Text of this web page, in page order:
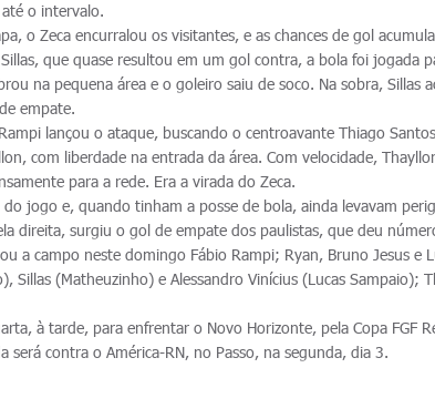
o intervalo.
o Zeca encurralou os visitantes, e as chances de gol
que quase resultou em um gol contra, a bola foi jogada
na pequena área e o goleiro saiu de soco. Na sobra, Sillas
empate.
lançou o ataque, buscando o centroavante Thiago
com liberdade na entrada da área. Com velocidade,
para a rede. Era a virada do Zeca.
jogo e, quando tinham a posse de bola, ainda levavam
direita, surgiu o gol de empate dos paulistas, que deu
a campo neste domingo Fábio Rampi; Ryan, Bruno Jesus e
Sillas (Matheuzinho) e Alessandro Vinícius (Lucas Sampaio);
à tarde, para enfrentar o Novo Horizonte, pela Copa FGF
será contra o América-RN, no Passo, na segunda, dia 3.